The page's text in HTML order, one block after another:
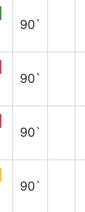
90`
90`
90`
90`